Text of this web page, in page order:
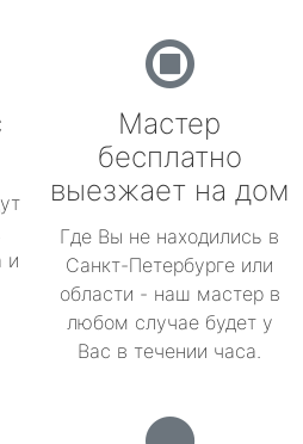
и
Мастер
бесплатно
выезжает на дом
Где Вы не находились в
Санкт-Петербурге или
области - наш мастер в
любом случае будет у
Вас в течении часа.